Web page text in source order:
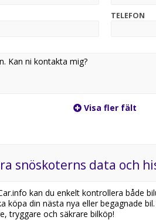
TELEFON
Visa fler fält
snöskoterns data och
kan du enkelt kontrollera både
köpa din nästa nya eller begagnade
tryggare och säkrare bilköp!